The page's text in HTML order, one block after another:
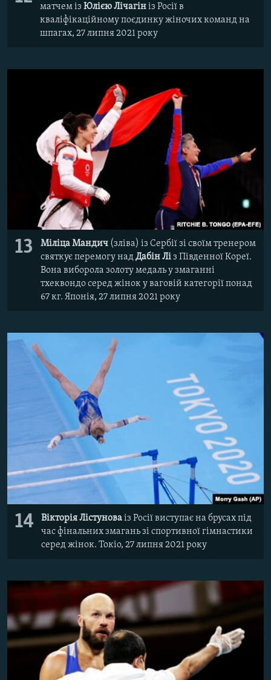
матчем із Юлією Лічагініз Росії в
кваліфікаційному поєдинку жіночих команд на
шпагах, 27 липня 2021 року
13 Міліца Мандич (зліва) із Сербії зі своїм тренером
святкує перемогу надДабін Ліз Південної Кореї.
Вона виборола золоту медаль у змаганні
тхеквондо серед жінок у ваговій категорії понад
67 кг. Японія, 27 липня 2021 року
14 Вікторія Лістуноваіз Росії виступає на брусах під
час фінальних змагань зі спортивної гімнастики
серед жінок. Токіо, 27 липня 2021 року